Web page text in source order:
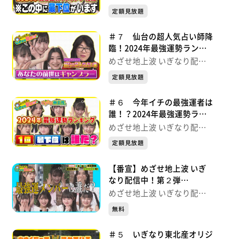
中！
定額見放題
＃７ 仙台の超人気占い師降
臨！2024年最強運勢ランキ
ング めざせ地上波 いぎな
めざせ地上波 いぎなり配信
中！
定額見放題
＃６ 今年イチの最強運者は
誰！？2024年最強運勢ラン
キング めざせ地上波 いぎ
めざせ地上波 いぎなり配信
中！
定額見放題
【番宣】めざせ地上波 いぎ
なり配信中！第２弾
【2/2(金)よる8時配信スター
めざせ地上波 いぎなり配信
中！
無料
＃５ いぎなり東北産オリジ